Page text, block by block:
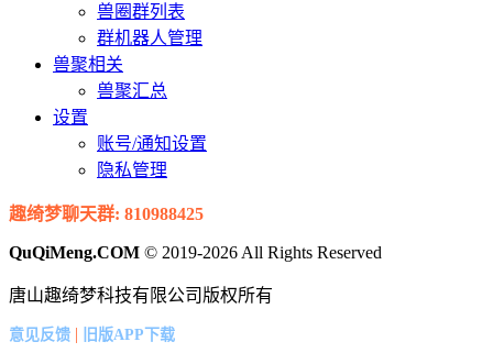
兽圈群列表
群机器人管理
兽聚相关
兽聚汇总
设置
账号/通知设置
隐私管理
趣绮梦聊天群: 810988425
QuQiMeng.COM © 2019-2026 All Rights Reserved
唐山趣绮梦科技有限公司版权所有
意见反馈 | 旧版APP下载